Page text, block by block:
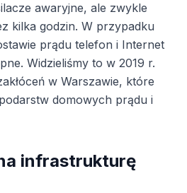
awaryjne, ale zwykle
kilka godzin. W przypadku
prądu telefon i Internet
Widzieliśmy to w 2019 r.
w Warszawie, które
domowych prądu i
infrastrukturę